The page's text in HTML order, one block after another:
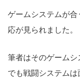
ゲームシステムが合
応が見られました。
筆者はそのゲーム
でも戦闘システムは